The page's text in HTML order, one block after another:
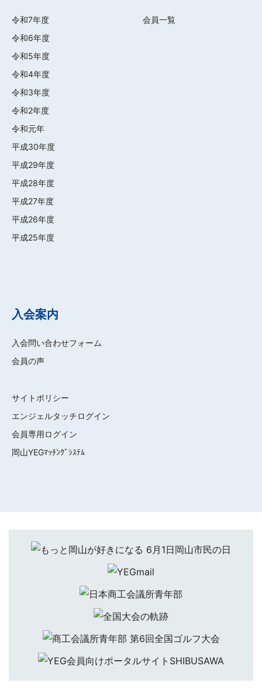
令和7年度
令和6年度
令和5年度
令和4年度
令和3年度
令和2年度
令和元年
平成30年度
平成29年度
平成28年度
平成27年度
平成26年度
平成25年度
会員一覧
入会案内
入会問い合わせフォーム
会員の声
サイトポリシー
エンジェルタッチログイン
会員専用ログイン
岡山YEGﾏｯﾁﾝｸﾞｼｽﾃﾑ